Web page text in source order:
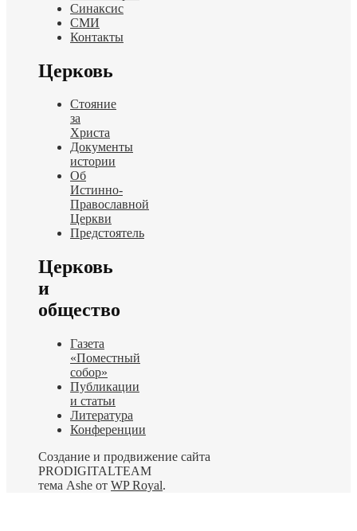
Синаксис
СМИ
Контакты
Церковь
Стояние
за
Христа
Документы
истории
Об
Истинно-
Православной
Церкви
Предстоятель
Церковь
и
общество
Газета
«Поместный
собор»
Публикации
и статьи
Литература
Конференции
Создание и продвижение сайта
PRODIGITALTEAM
тема Ashe от WP Royal.